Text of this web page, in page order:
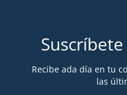
Recibe ada día en tu
las